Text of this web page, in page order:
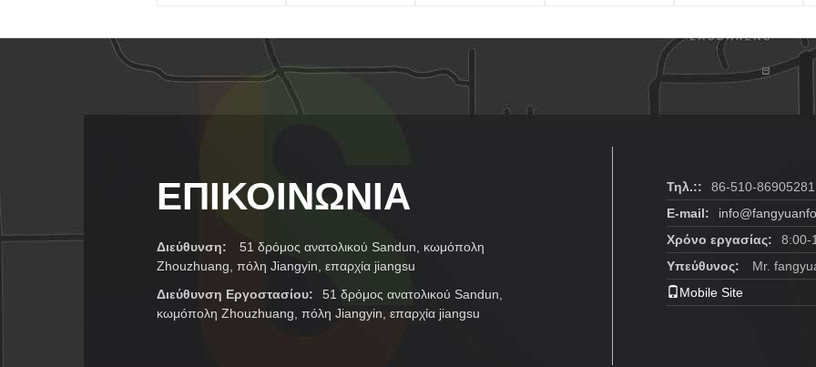
κομμάτια συνήθειας
επεξεργάζονται στη
μηχανή
ΕΠΙΚΟΙΝΩΝΊΑ
Διεύθυνση:
51 δρόμος ανατολικού Sandun, κωμόπολη
Zhouzhuang, πόλη Jiangyin, επαρχία jiangsu
Διεύθυνση Εργοστασίου:
51 δρόμος ανατολικού Sandun,
κωμόπολη Zhouzhuang, πόλη Jiangyin, επαρχία jiangsu
Τηλ.::
86-510-86905281
E-mail:
Χρόνο εργασίας:
8:00-
Υπεύθυνος:
Mr.
Mobile Site